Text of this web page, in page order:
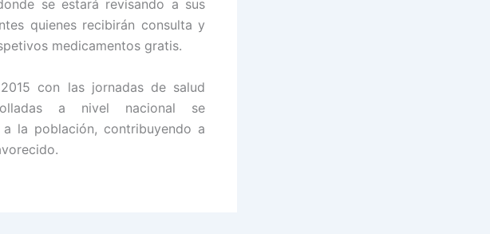
se estará revisando a sus
quienes recibirán consulta y
medicamentos gratis.
con las jornadas de salud
a nivel nacional se
la población, contribuyendo a